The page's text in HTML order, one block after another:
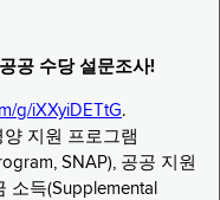
공 수당 설문조사!
g/iXXyiDETtG.
지원 프로그램
SNAP), 공공 지원
소득(Supplemental